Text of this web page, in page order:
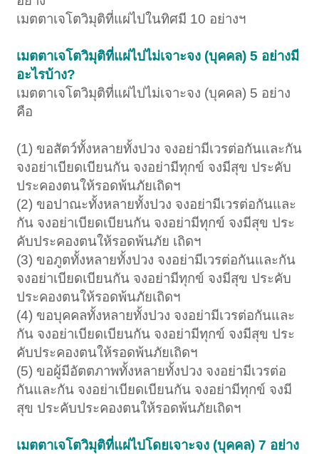
เมตตาเจโตวิมุติที่แผ่ไปในทิศมี 10 อย่างฯ
เมตตาเจโตวิมุติที่แผ่ไปไม่เจาะจง (บุคคล) 5 อย่างมี
อะไรบ้าง?
เมตตาเจโตวิมุติที่แผ่ไปไม่เจาะจง (บุคคล) 5 อย่าง
คือ
(1) ขอสัตว์ทั้งหลายทั้งปวง จงอย่ามีเวรต่อกันและกัน
จงอย่าเบียดเบียนกัน จงอย่ามีทุกข์ จงมีสุข ประคับ
ประคองตนให้รอดพ้นภัยเถิดฯ
(2) ขอปาณะทั้งหลายทั้งปวง จงอย่ามีเวรต่อกันและ
กัน จงอย่าเบียดเบียนกัน จงอย่ามีทุกข์ จงมีสุข ประ
คับประคองตนให้รอดพ้นภัย เถิดฯ
(3) ขอภูตทั้งหลายทั้งปวง จงอย่ามีเวรต่อกันและกัน
จงอย่าเบียดเบียนกัน จงอย่ามีทุกข์ จงมีสุข ประคับ
ประคองตนให้รอดพ้นภัยเถิดฯ
(4) ขอบุคคลทั้งหลายทั้งปวง จงอย่ามีเวรต่อกันและ
กัน จงอย่าเบียดเบียนกัน จงอย่ามีทุกข์ จงมีสุข ประ
คับประคองตนให้รอดพ้นภัยเถิดฯ
(5) ขอผู้มีอัตตภาพทั้งหลายทั้งปวง จงอย่ามีเวรต่อ
กันและกัน จงอย่าเบียดเบียนกัน จงอย่ามีทุกข์ จงมี
สุข ประคับประคองตนให้รอดพ้นภัยเถิดฯ
เมตตาเจโตวิมุติที่แผ่ไปโดยเจาะจง (บุคคล) 7 อย่าง